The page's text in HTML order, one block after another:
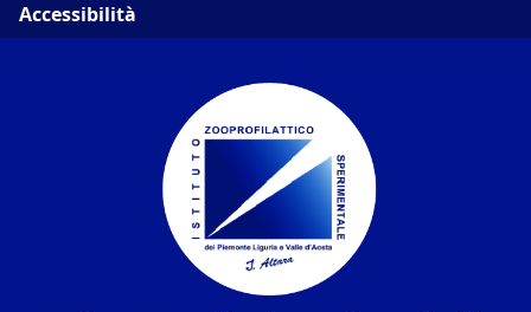
Accessibilità